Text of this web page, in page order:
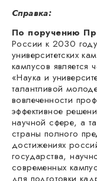
Справка:
По поручению
России к 2030
университетских
кампусов является
«Наука и
талантливой
вовлеченности
эффективное
научной сфере, а
страны полного
достижениях
государства,
современных